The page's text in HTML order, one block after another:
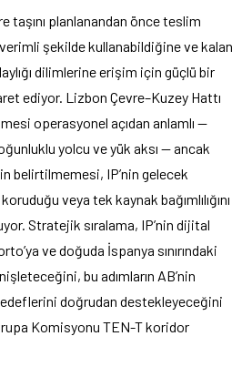
taşını planlanandan önce teslim
verimli şekilde kullanabildiğine ve kalan
dilimlerine erişim için güçlü bir
ediyor. Lizbon Çevre–Kuzey Hattı
operasyonel açıdan anlamlı —
yolcu ve yük aksı — ancak
belirtilmemesi, IP’nin gelecek
veya tek kaynak bağımlılığını
Stratejik sıralama, IP’nin dijital
ve doğuda İspanya sınırındaki
bu adımların AB’nin
doğrudan destekleyeceğini
Komisyonu TEN-T koridor